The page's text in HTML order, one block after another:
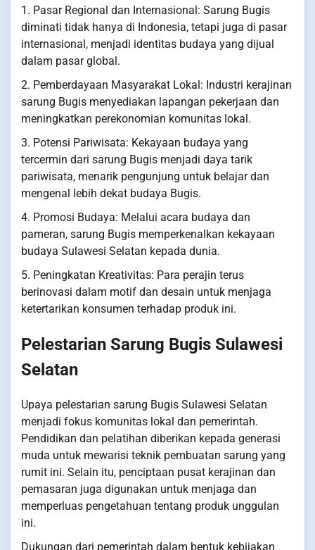
1. Pasar Regional dan Internasional: Sarung Bugis
diminati tidak hanya di Indonesia, tetapi juga di pasar
internasional, menjadi identitas budaya yang dijual
dalam pasar global.
2. Pemberdayaan Masyarakat Lokal: Industri kerajinan
sarung Bugis menyediakan lapangan pekerjaan dan
meningkatkan perekonomian komunitas lokal.
3. Potensi Pariwisata: Kekayaan budaya yang
tercermin dari sarung Bugis menjadi daya tarik
pariwisata, menarik pengunjung untuk belajar dan
mengenal lebih dekat budaya Bugis.
4. Promosi Budaya: Melalui acara budaya dan
pameran, sarung Bugis memperkenalkan kekayaan
budaya Sulawesi Selatan kepada dunia.
5. Peningkatan Kreativitas: Para perajin terus
berinovasi dalam motif dan desain untuk menjaga
ketertarikan konsumen terhadap produk ini.
Pelestarian Sarung Bugis Sulawesi
Selatan
Upaya pelestarian sarung Bugis Sulawesi Selatan
menjadi fokus komunitas lokal dan pemerintah.
Pendidikan dan pelatihan diberikan kepada generasi
muda untuk mewarisi teknik pembuatan sarung yang
rumit ini. Selain itu, penciptaan pusat kerajinan dan
pemasaran juga digunakan untuk menjaga dan
memperluas pengetahuan tentang produk unggulan
ini.
Dukungan dari pemerintah dalam bentuk kebijakan